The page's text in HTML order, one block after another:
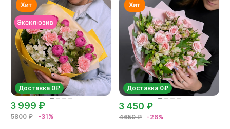
Доставка 0₽
5800 ₽ -31%
3 999 ₽
Доставка 0₽
4650 ₽ -26%
3 450 ₽